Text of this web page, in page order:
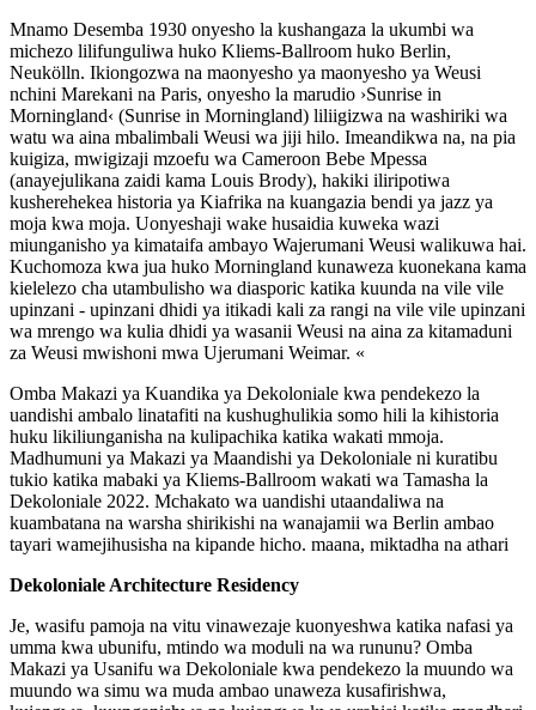
Mnamo Desemba 1930 onyesho la kushangaza la ukumbi wa
michezo lilifunguliwa huko Kliems-Ballroom huko Berlin,
Neukölln. Ikiongozwa na maonyesho ya maonyesho ya Weusi
nchini Marekani na Paris, onyesho la marudio ›Sunrise in
Morningland‹ (Sunrise in Morningland) liliigizwa na washiriki wa
watu wa aina mbalimbali Weusi wa jiji hilo. Imeandikwa na, na pia
kuigiza, mwigizaji mzoefu wa Cameroon Bebe Mpessa
(anayejulikana zaidi kama Louis Brody), hakiki iliripotiwa
kusherehekea historia ya Kiafrika na kuangazia bendi ya jazz ya
moja kwa moja. Uonyeshaji wake husaidia kuweka wazi
miunganisho ya kimataifa ambayo Wajerumani Weusi walikuwa hai.
Kuchomoza kwa jua huko Morningland kunaweza kuonekana kama
kielelezo cha utambulisho wa diasporic katika kuunda na vile vile
upinzani - upinzani dhidi ya itikadi kali za rangi na vile vile upinzani
wa mrengo wa kulia dhidi ya wasanii Weusi na aina za kitamaduni
za Weusi mwishoni mwa Ujerumani Weimar. «
Omba Makazi ya Kuandika ya Dekoloniale kwa pendekezo la
uandishi ambalo linatafiti na kushughulikia somo hili la kihistoria
huku likiliunganisha na kulipachika katika wakati mmoja.
Madhumuni ya Makazi ya Maandishi ya Dekoloniale ni kuratibu
tukio katika mabaki ya Kliems-Ballroom wakati wa Tamasha la
Dekoloniale 2022. Mchakato wa uandishi utaandaliwa na
kuambatana na warsha shirikishi na wanajamii wa Berlin ambao
tayari wamejihusisha na kipande hicho. maana, miktadha na athari
Dekoloniale Architecture Residency
Je, wasifu pamoja na vitu vinawezaje kuonyeshwa katika nafasi ya
umma kwa ubunifu, mtindo wa moduli na wa rununu? Omba
Makazi ya Usanifu wa Dekoloniale kwa pendekezo la muundo wa
muundo wa simu wa muda ambao unaweza kusafirishwa,